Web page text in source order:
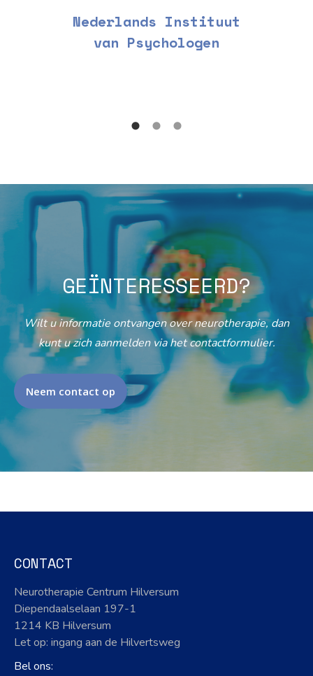
Nederlands Instituut
van Psychologen
GEÏNTERESSEERD?
Wilt u informatie ontvangen over neurotherapie, dan
kunt u zich aanmelden via het contactformulier.
Neem contact op
CONTACT
Neurotherapie Centrum Hilversum
Diependaalselaan 197-1
1214 KB Hilversum
Let op: ingang aan de Hilvertsweg
Bel ons: